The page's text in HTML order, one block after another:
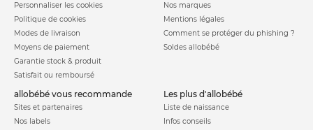
Personnaliser les cookies
Politique de cookies
Modes de livraison
Moyens de paiement
Garantie stock & produit
Satisfait ou remboursé
Nos marques
Mentions légales
Comment se protéger du phishing ?
Soldes allobébé
allobébé vous recommande
Sites et partenaires
Nos labels
les plus d'allobébé
Liste de naissance
Infos conseils